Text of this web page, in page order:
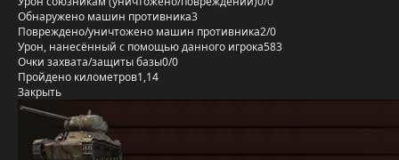
Обнаружено машин противника3
Повреждено/уничтожено машин противника2/0
Урон, нанесённый с помощью данного игрока583
Очки захвата/защиты базы0/0
Пройдено километров1,14
Закрыть